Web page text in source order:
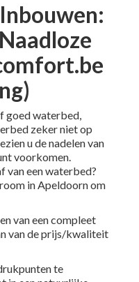
goed waterbed,
zeker niet op
u de nadelen van
voorkomen.
van een waterbed?
in Apeldoornom
van eencompleet
van de prijs/kwaliteit
te